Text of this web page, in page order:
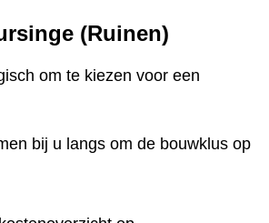
(Ruinen)
om te kiezen voor een
bij u langs om de bouwklus op